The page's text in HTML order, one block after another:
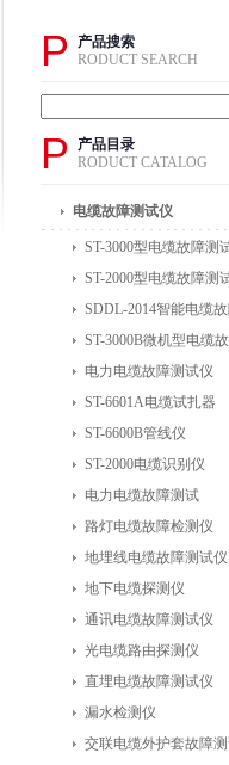
P
产品搜索
RODUCT SEARCH
P
产品目录
RODUCT CATALOG
电缆故障测试仪
ST-3000型电缆故障测
ST-2000型电缆故障测
SDDL-2014智能电缆故
ST-3000B微机型电缆
电力电缆故障测试仪
ST-6601A电缆试扎器
ST-6600B管线仪
ST-2000电缆识别仪
电力电缆故障测试
路灯电缆故障检测仪
地埋线电缆故障测试仪
地下电缆探测仪
通讯电缆故障测试仪
光电缆路由探测仪
直埋电缆故障测试仪
漏水检测仪
交联电缆外护套故障